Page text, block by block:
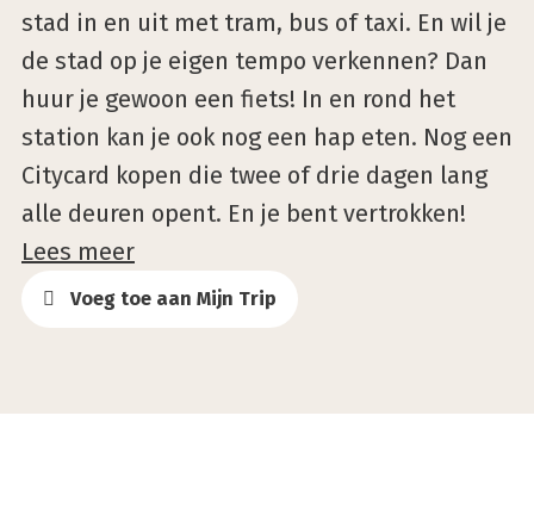
stad in en uit met tram, bus of taxi. En wil je
de stad op je eigen tempo verkennen? Dan
huur je gewoon een fiets! In en rond het
station kan je ook nog een hap eten. Nog een
Citycard kopen die twee of drie dagen lang
alle deuren opent. En je bent vertrokken!
Lees meer
Voeg toe aan Mijn Trip